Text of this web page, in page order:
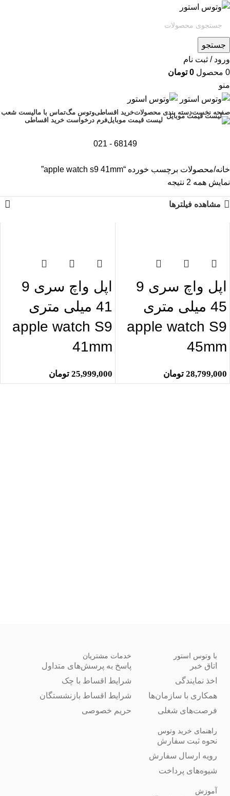
جستجو
ورود / ثبت نام
0 محصول 0 تومان
منو
صفحه نخستدسته بندی محصولاتخرید اقساطیوتوس مگتماس با مالیست شعب
لیست قیمت موبایلفرم درخواست خرید اقساطی
68149 - 021
خانه محصولات برچسب خورده “apple watch s9 41mm”
نمایش همه 2 نتیجه
مشاهده فیلترها
اپل واچ سری 9
45 میلی متری
apple watch S9
45mm
28,799,000 تومان
اپل واچ سری 9
41 میلی متری
apple watch S9
41mm
25,999,000 تومان
با وتوس استور
اتاق خبر
اخذ نمایندگی
همکاری با سازمان‌ها
فرصت‌های شغلی
خدمات مشتریان
پاسخ به پرسش‌های متداول
شرایط اقساط با چک
شرایط اقساط بازنشستگان
حریم خصوصی
راهنمای خرید وتوس
نحوه ثبت سفارش
رویه ارسال سفارش
شیوه‌های پرداخت
آموزش